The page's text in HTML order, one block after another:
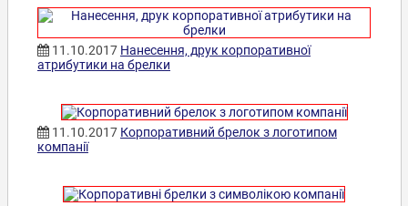
11.10.2017 Нанесення, друк корпоративної
атрибутики на брелки
11.10.2017 Корпоративний брелок з логотипом
компанії